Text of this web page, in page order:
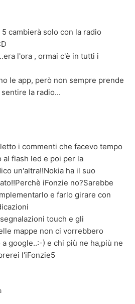
cambierà solo con la radio
l'ora , ormai c'è in tutti i
le app, però non sempre prende
la radio...
i commenti che facevo tempo
al flash led e poi per la
un'altra!!Nokia ha il suo
iFonzie no?Sarebbe
e farlo girare con
touch e gli
mappe non ci vorrebbero
google..:-) e chi più ne ha,più ne
l'iFonzie5